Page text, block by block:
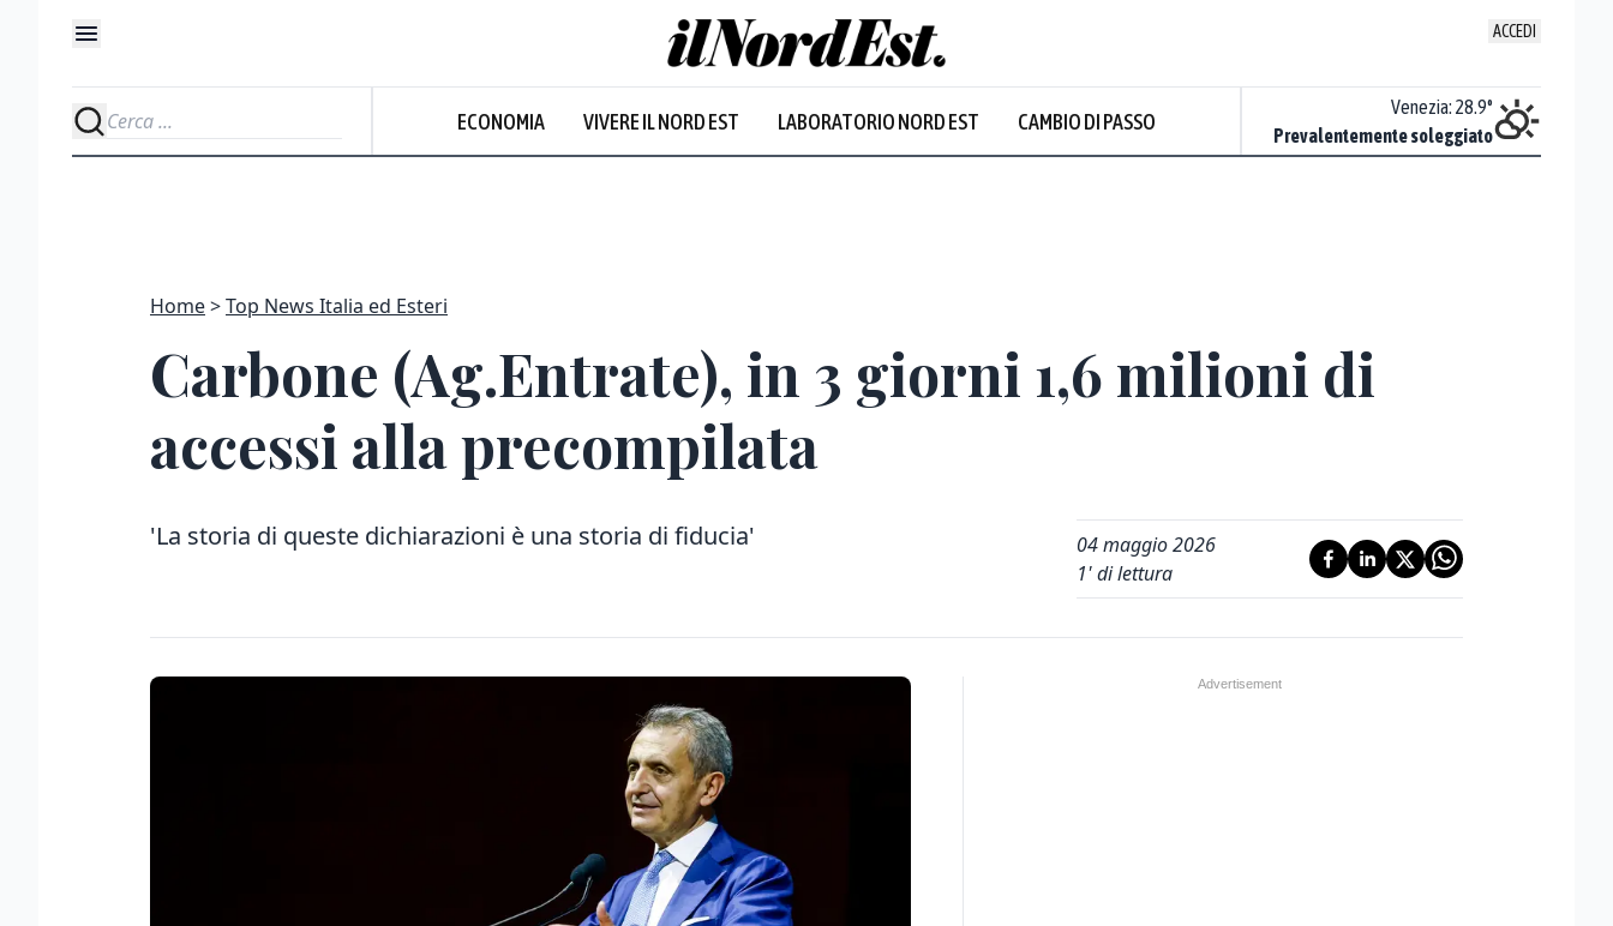
ACCEDI
ECONOMIA VIVERE IL NORD EST LABORATORIO NORD EST CAMBIO DI PASSO
Sereno
Venezia: 28.9°
Prevalentemente soleggiato
Home Top News Italia ed Esteri
Carbone (Ag.Entrate), in 3 giorni 1,6 milioni di
accessi alla precompilata
'La storia di queste dichiarazioni è una storia di fiducia'
04 maggio 2026
1' di lettura